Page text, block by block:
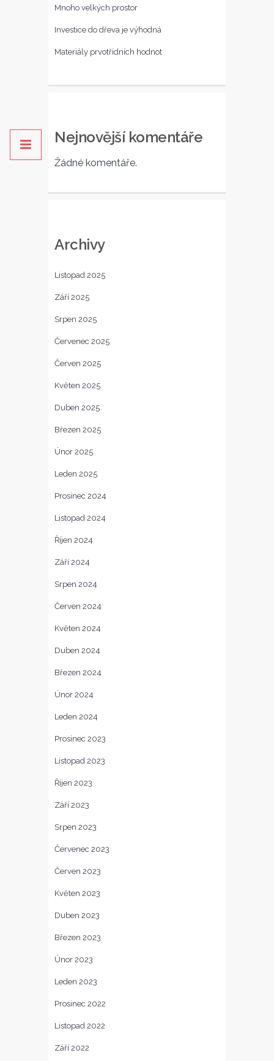
Mnoho velkých prostor
Investice do dřeva je výhodná
Materiály prvotřídních hodnot
Nejnovější komentáře
Žádné komentáře.
Archivy
Listopad 2025
Září 2025
Srpen 2025
Červenec 2025
Červen 2025
Květen 2025
Duben 2025
Březen 2025
Únor 2025
Leden 2025
Prosinec 2024
Listopad 2024
Říjen 2024
Září 2024
Srpen 2024
Červen 2024
Květen 2024
Duben 2024
Březen 2024
Únor 2024
Leden 2024
Prosinec 2023
Listopad 2023
Říjen 2023
Září 2023
Srpen 2023
Červenec 2023
Červen 2023
Květen 2023
Duben 2023
Březen 2023
Únor 2023
Leden 2023
Prosinec 2022
Listopad 2022
Září 2022